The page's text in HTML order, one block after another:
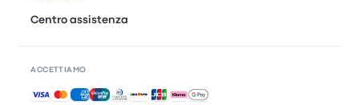
Centro assistenza
ACCETTIAMO
Pagamenti accettati